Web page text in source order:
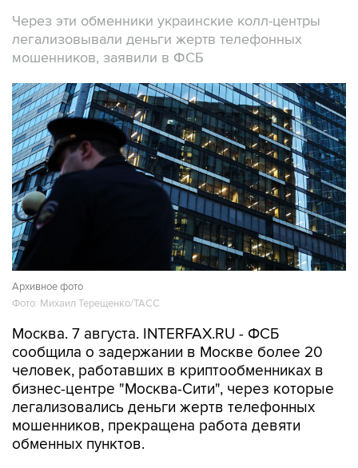
Через эти обменники украинские колл-центры
легализовывали деньги жертв телефонных
мошенников, заявили в ФСБ
Архивное фото
Фото: Михаил Терещенко/ТАСС
Москва. 7 августа. INTERFAX.RU - ФСБ
сообщила о задержании в Москве более 20
человек, работавших в криптообменниках в
бизнес-центре "Москва-Сити", через которые
легализовались деньги жертв телефонных
мошенников, прекращена работа девяти
обменных пунктов.